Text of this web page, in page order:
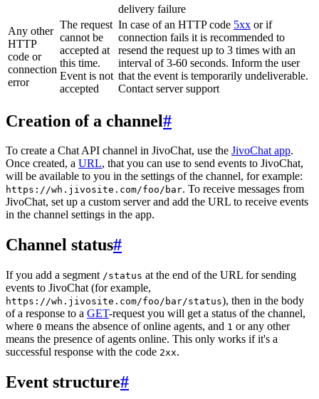
delivery failure
Any other
HTTP
code or
connection
error
The request
cannot be
accepted at
this time.
Event is not
accepted
In case of an HTTP code 5xx or if
connection fails it is recommended to
resend the request up to 3 times with an
interval of 3-60 seconds. Inform the user
that the event is temporarily undeliverable.
Contact server support
Creation of a channel#
To create a Chat API channel in JivoChat, use the JivoChat app.
Once created, a URL, that you can use to send events to JivoChat,
will be available to you in the settings of the channel, for example:
https://wh.jivosite.com/foo/bar. To receive messages from
JivoChat, set up a custom server and add the URL to receive events
in the channel settings in the app.
Channel status#
If you add a segment /status at the end of the URL for sending
events to JivoChat (for example,
https://wh.jivosite.com/foo/bar/status), then in the body
of a response to a GET-request you will get a status of the channel,
where 0 means the absence of online agents, and 1 or any other
means the presence of agents online. This only works if it's a
successful response with the code 2xx.
Event structure#